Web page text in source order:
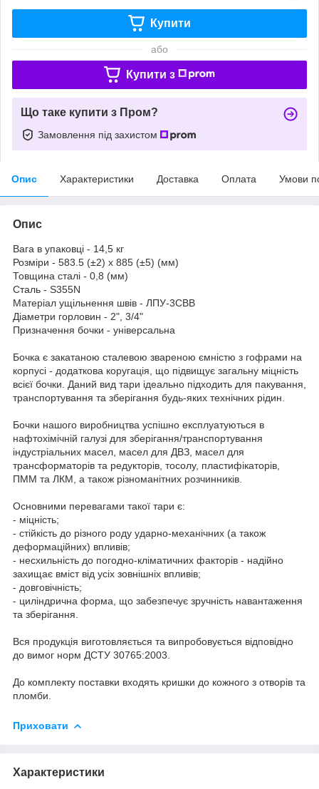
Купити
або
Купити з
Що таке купити з Пром?
Замовлення під захистом
Опис Характеристики Доставка Оплата Умови
Опис
Вага в упаковці - 14,5 кг
Розміри - 583.5 (±2) х 885 (±5) (мм)
Товщина сталі - 0,8 (мм)
Сталь - S355N
Матеріал ущільнення швів - ЛПУ-3СВВ
Діаметри горловин - 2", 3/4"
Призначення бочки - універсальна
Бочка є закатаною сталевою звареною ємністю з гофрами на
корпусі - додаткова коругація, що підвищує загальну міцність
всієї бочки. Даний вид тари ідеально підходить для пакування,
транспортування та зберігання будь-яких технічних рідин.
Бочки нашого виробництва успішно експлуатуються в
нафтохімічній галузі для зберігання/транспортування
індустріальних масел, масел для ДВЗ, масел для
трансформаторів та редукторів, тосолу, пластифікаторів,
ПММ та ЛКМ, а також різноманітних розчинників.
Основними перевагами такої тари є:
- міцність;
- стійкість до різного роду ударно-механічних (а також
деформаційних) впливів;
- несхильність до погодно-кліматичних факторів - надійно
захищає вміст від усіх зовнішніх впливів;
- довговічність;
- циліндрична форма, що забезпечує зручність навантаження
та зберігання.
Вся продукція виготовляється та випробовується відповідно
до вимог норм ДСТУ 30765:2003.
До комплекту поставки входять кришки до кожного з отворів та
пломби.
Приховати
Характеристики